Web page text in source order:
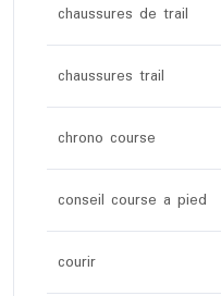
chaussures de trail
chaussures trail
chrono course
conseil course a pied
courir